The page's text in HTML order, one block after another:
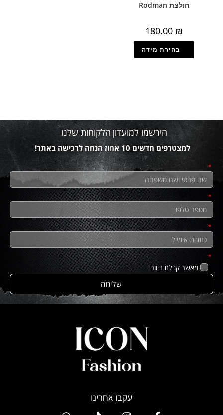
חולצת Rodman
180.00 ₪
הירשמו למועדון הלקוחות שלנו
למצטרפים חדשים 10 אחוז הנחה לרכישה באתר!
מאשר קבלת דיוור
שליחה
עקבו אחרינו